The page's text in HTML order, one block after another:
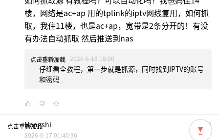
楼，网络是ac+ap 用的tplink的iptv网线复用，如何抓
取，我住11楼，也是ac+ap，宽带是2条分开的！有没
有办法自动抓取 然后推送到nas
点击重新加载
Arkclover 2026-6-18 18:00
仔细看全教程，第一步就是抓源，同时找到IPTV的账号
和密码
点击重新加载 号盘9
Hongshi
2026-6-17 01:40:36